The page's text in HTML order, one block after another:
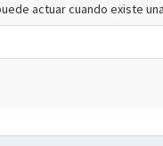
actuar cuando existe